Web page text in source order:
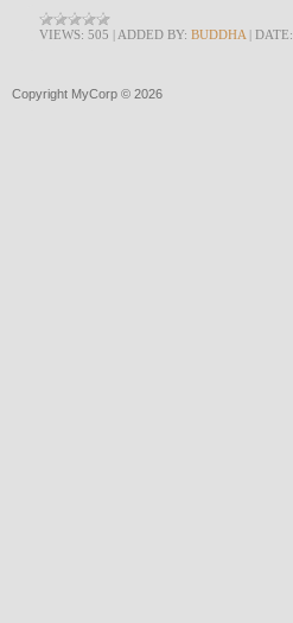
VIEWS: 505 | ADDED BY: BUDDHA | DATE:
Copyright MyCorp © 2026